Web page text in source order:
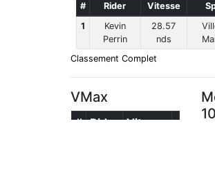
# Rider Vitesse
1
Kevin
Perrin
28.57
nds
Classement Complet
VMax
# Rider Vitesse